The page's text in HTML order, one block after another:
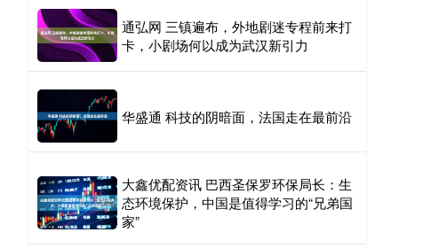
通弘网 三镇遍布，外地剧迷专程前来打
卡，小剧场何以成为武汉新引力
华盛通 科技的阴暗面，法国走在最前沿
大鑫优配资讯 巴西圣保罗环保局长：生
态环境保护，中国是值得学习的“兄弟国
家”